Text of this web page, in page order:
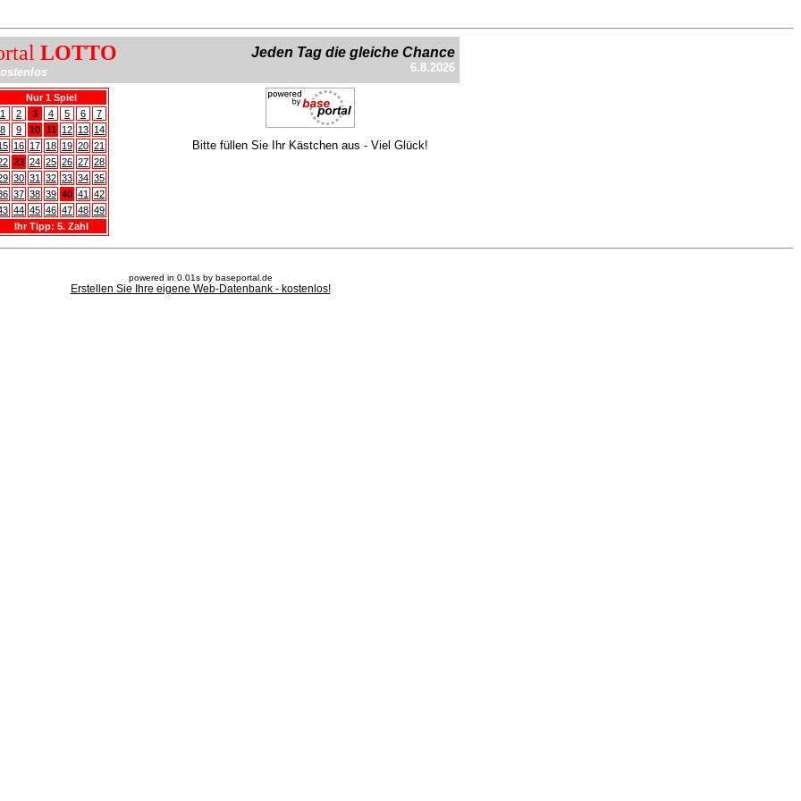
LOTTO Jeden Tag die gleiche Chance
6.8.2026
Nur 1 Spiel
1
2 3 4 5 6
7
8
9 10 11 12 13 14
16 17 18 19 20 21
23 24 25 26 27 28
30 31 32 33 34 35
37 38 39 40 41
42
44 45 46 47 48 49
Ihr Tipp: 5. Zahl
Bitte füllen Sie Ihr Kästchen aus - Viel Glück!
powered in 0.01s by baseportal.de
Erstellen Sie Ihre eigene Web-Datenbank - kostenlos!